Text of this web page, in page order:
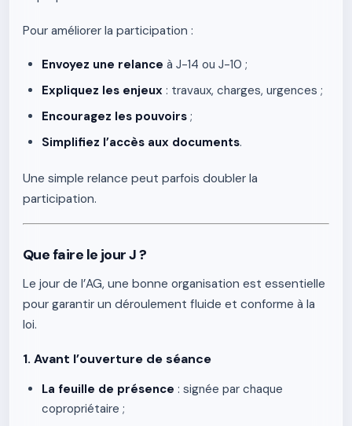
Pour améliorer la participation :
Envoyez une relance à J-14 ou J-10 ;
Expliquez les enjeux : travaux, charges, urgences ;
Encouragez les pouvoirs ;
Simplifiez l’accès aux documents.
Une simple relance peut parfois doubler la
participation.
Que faire le jour J ?
Le jour de l’AG, une bonne organisation est essentielle
pour garantir un déroulement fluide et conforme à la
loi.
1. Avant l’ouverture de séance
La feuille de présence : signée par chaque
copropriétaire ;